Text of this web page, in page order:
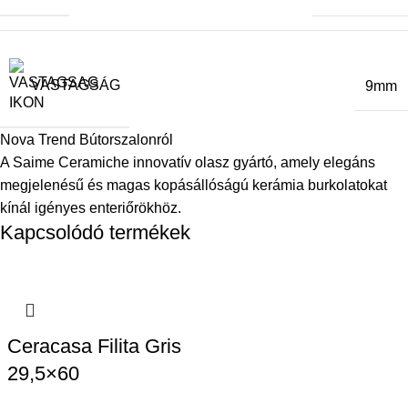
VASTAGSÁG 9mm
Nova Trend Bútorszalonról
A Saime Ceramiche innovatív olasz gyártó, amely elegáns
megjelenésű és magas kopásállóságú kerámia burkolatokat
kínál igényes enteriőrökhöz.
Kapcsolódó termékek
Ceracasa Filita Gris
29,5×60